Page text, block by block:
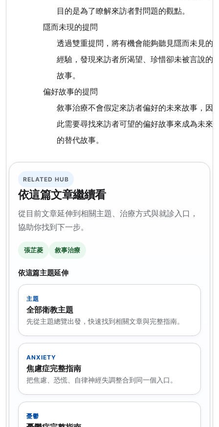
目的是為了瞭解來訪者對問題的觀點。
隱而未現的提問
透過雙重提問，將有機會能夠聽見隱而未見的
經驗，發現來訪者所渴望、珍惜卻未被言說的
故事。
偏好故事的提問
敘事治療不會假定來訪者偏好的未來故事，因
此需要尋找來訪者可望的偏好故事來成為未來
的替代故事。
RELATED HUB
依這篇文章繼續看
從目前文章延伸到相關主題、治療方式與就診入口，
協助你找到下一步。
張芷菱 敘事治療
依這篇主題延伸
主題
全部衛教主題
先從主題總覽出發，快速找到相關文章與完整指南。
ANXIETY
焦慮症完整指南
把焦慮、恐慌、自律神經失調整合到同一個入口。
憂鬱